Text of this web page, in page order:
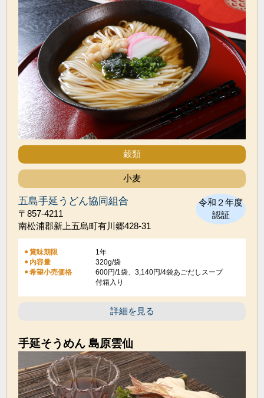
穀類
小麦
令和２年度
認証
五島手延うどん協同組合
〒857-4211
南松浦郡新上五島町有川郷428-31
賞味期限
1年
内容量
320g/袋
希望小売価格
600円/1袋、3,140円/4袋あごだしスープ
付箱入り
詳細を見る
手延そうめん 島原雲仙